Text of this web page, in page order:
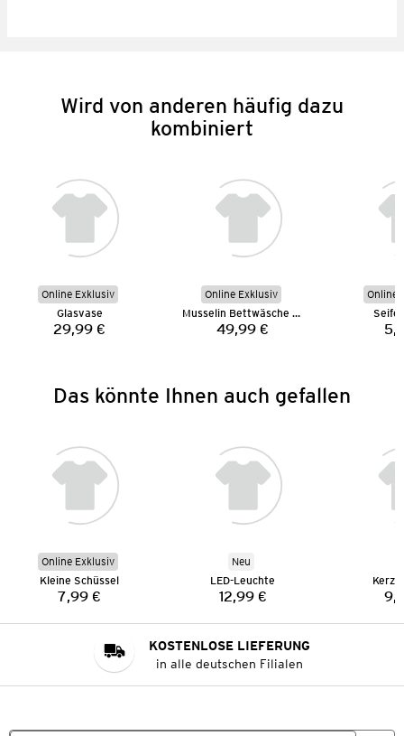
Wird von anderen häufig dazu
kombiniert
Online Exklusiv
Glasvase
Preis:
29,99 €
Online Exklusiv
Musselin Bettwäsche 135 x 200 cm
Preis:
49,99 €
Online
Das könnte Ihnen auch gefallen
Online Exklusiv
Kleine Schüssel
Preis:
7,99 €
Neu
LED-Leuchte
Preis:
12,99 €
KOSTENLOSE LIEFERUNG
in alle deutschen Filialen